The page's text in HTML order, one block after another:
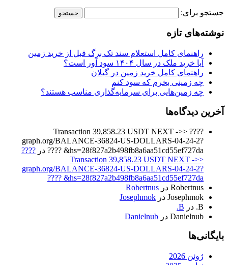
جستجو برای:
نوشته‌های تازه
راهنمای کامل استعلام سند تک برگ قبل از خرید زمین
آیا خرید ملک در سال ۱۴۰۴ سود آور است؟
راهنمای کامل خرید زمین در گیلان
چه زمینی بخرم که سود کنم
چه زمین‌هایی برای سرمایه‌گذاری مناسب هستند؟
آخرین دیدگاه‌ها
???? Transaction 39,858.23 USDT NEXT ->>
graph.org/BALANCE-36824-US-DOLLARS-04-24-2?
hs=28f827a2b498fb8a6aa51cd55ef727da& ????
در ????
Transaction 39,858.23 USDT NEXT ->>
graph.org/BALANCE-36824-US-DOLLARS-04-24-2?
hs=28f827a2b498fb8a6aa51cd55ef727da& ????
Robertnus در Robertnus
Josephmok در Josephmok
B. در B.
Danielnub در Danielnub
بایگانی‌ها
ژوئن 2026